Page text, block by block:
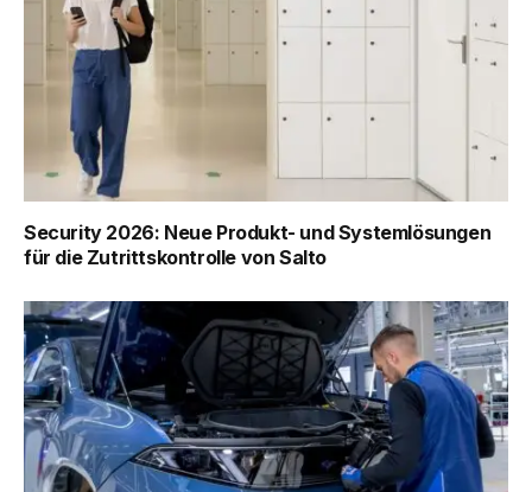
Security 2026: Neue Produkt- und Systemlösungen
für die Zutrittskontrolle von Salto